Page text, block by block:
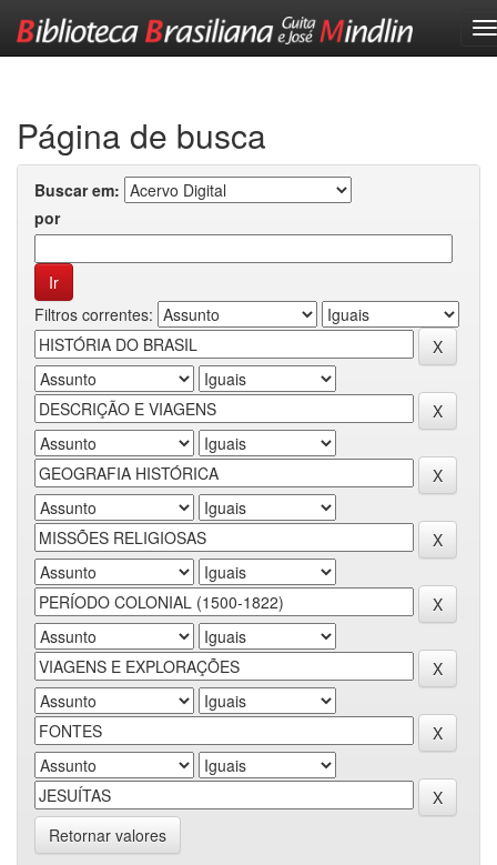
Página de busca
Buscar em:
por
Filtros correntes:
Retornar valores